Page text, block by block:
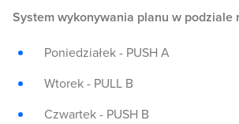
System wykonywania planu w podziale
Poniedziałek - PUSH A
Wtorek - PULL B
Czwartek - PUSH B